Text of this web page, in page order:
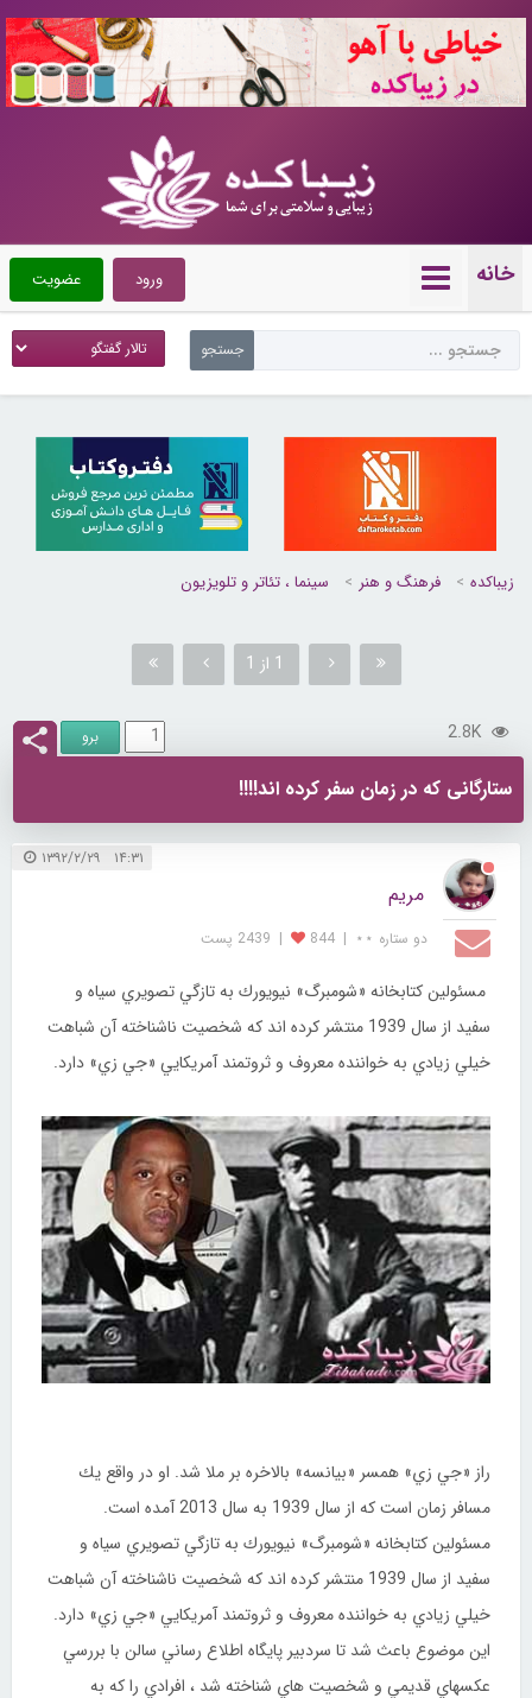
10721664
خانه عضویت ورود
زیباکده فرهنگ و هنر سینما ، تئاتر و تلویزیون
1 از 1
2.8K
ستارگانی که در زمان سفر کرده اند!!!!
۱۴:۳۱ ۱۳۹۲/۲/۲۹
مریم
دو ستاره ⋆⋆ |
844
| 2439 پست
مسئولين كتابخانه «شومبرگ» نيويورك به تازگي تصويري سياه و
سفيد از سال 1939 منتشر كرده اند كه شخصيت ناشناخته آن شباهت
خيلي زيادي به خواننده معروف و ثروتمند آمريكايي «جي زي» دارد.
راز «جي زي» همسر «بيانسه» بالاخره بر ملا شد. او در واقع يك
مسافر زمان است كه از سال 1939 به سال 2013 آمده است.
مسئولين كتابخانه «شومبرگ» نيويورك به تازگي تصويري سياه و
سفيد از سال 1939 منتشر كرده اند كه شخصيت ناشناخته آن شباهت
خيلي زيادي به خواننده معروف و ثروتمند آمريكايي «جي زي» دارد.
اين موضوع باعث شد تا سردبير پايگاه اطلاع رساني سالن با بررسي
عكسهاي قديمي و شخصيت هاي شناخته شد ، افرادي را كه به